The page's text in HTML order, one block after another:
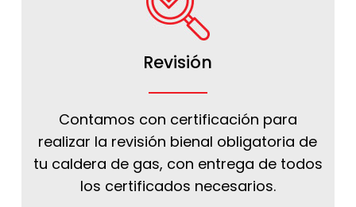
Revisión
Contamos con certificación para
realizar la revisión bienal obligatoria de
tu caldera de gas, con entrega de todos
los certificados necesarios.